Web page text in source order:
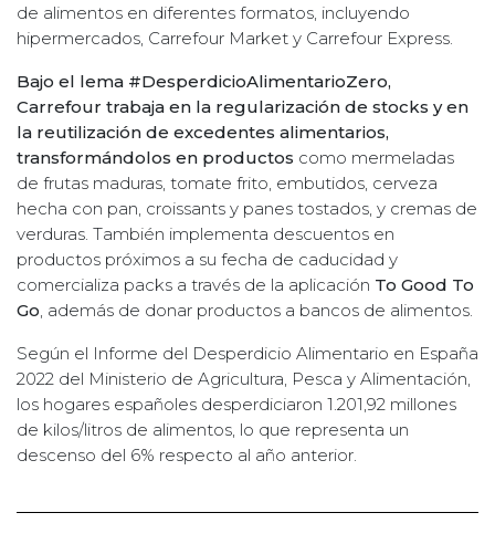
de alimentos en diferentes formatos, incluyendo
hipermercados, Carrefour Market y Carrefour Express.
Bajo el lema #DesperdicioAlimentarioZero,
Carrefour trabaja en la regularización de stocks y en
la reutilización de excedentes alimentarios,
transformándolos en productos como mermeladas
de frutas maduras, tomate frito, embutidos, cerveza
hecha con pan, croissants y panes tostados, y cremas de
verduras. También implementa descuentos en
productos próximos a su fecha de caducidad y
comercializa packs a través de la aplicación To Good To
Go , además de donar productos a bancos de alimentos.
Según el Informe del Desperdicio Alimentario en España
2022 del Ministerio de Agricultura, Pesca y Alimentación,
los hogares españoles desperdiciaron 1.201,92 millones
de kilos/litros de alimentos, lo que representa un
descenso del 6% respecto al año anterior.